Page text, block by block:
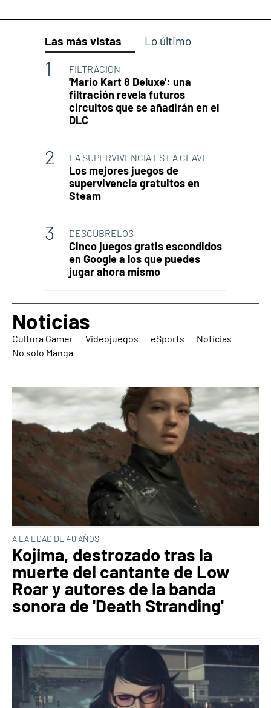
Las más vistas Lo último
FILTRACIÓN
'Mario Kart 8 Deluxe': una
filtración revela futuros
circuitos que se añadirán en el
DLC
LA SUPERVIVENCIA ES LA CLAVE
Los mejores juegos de
supervivencia gratuitos en
Steam
DESCÚBRELOS
Cinco juegos gratis escondidos
en Google a los que puedes
jugar ahora mismo
Noticias
Cultura Gamer Videojuegos eSports
Noticias
No solo Manga
A LA EDAD DE 40 AÑOS
Kojima, destrozado tras la
muerte del cantante de Low
Roar y autores de la banda
sonora de 'Death Stranding'